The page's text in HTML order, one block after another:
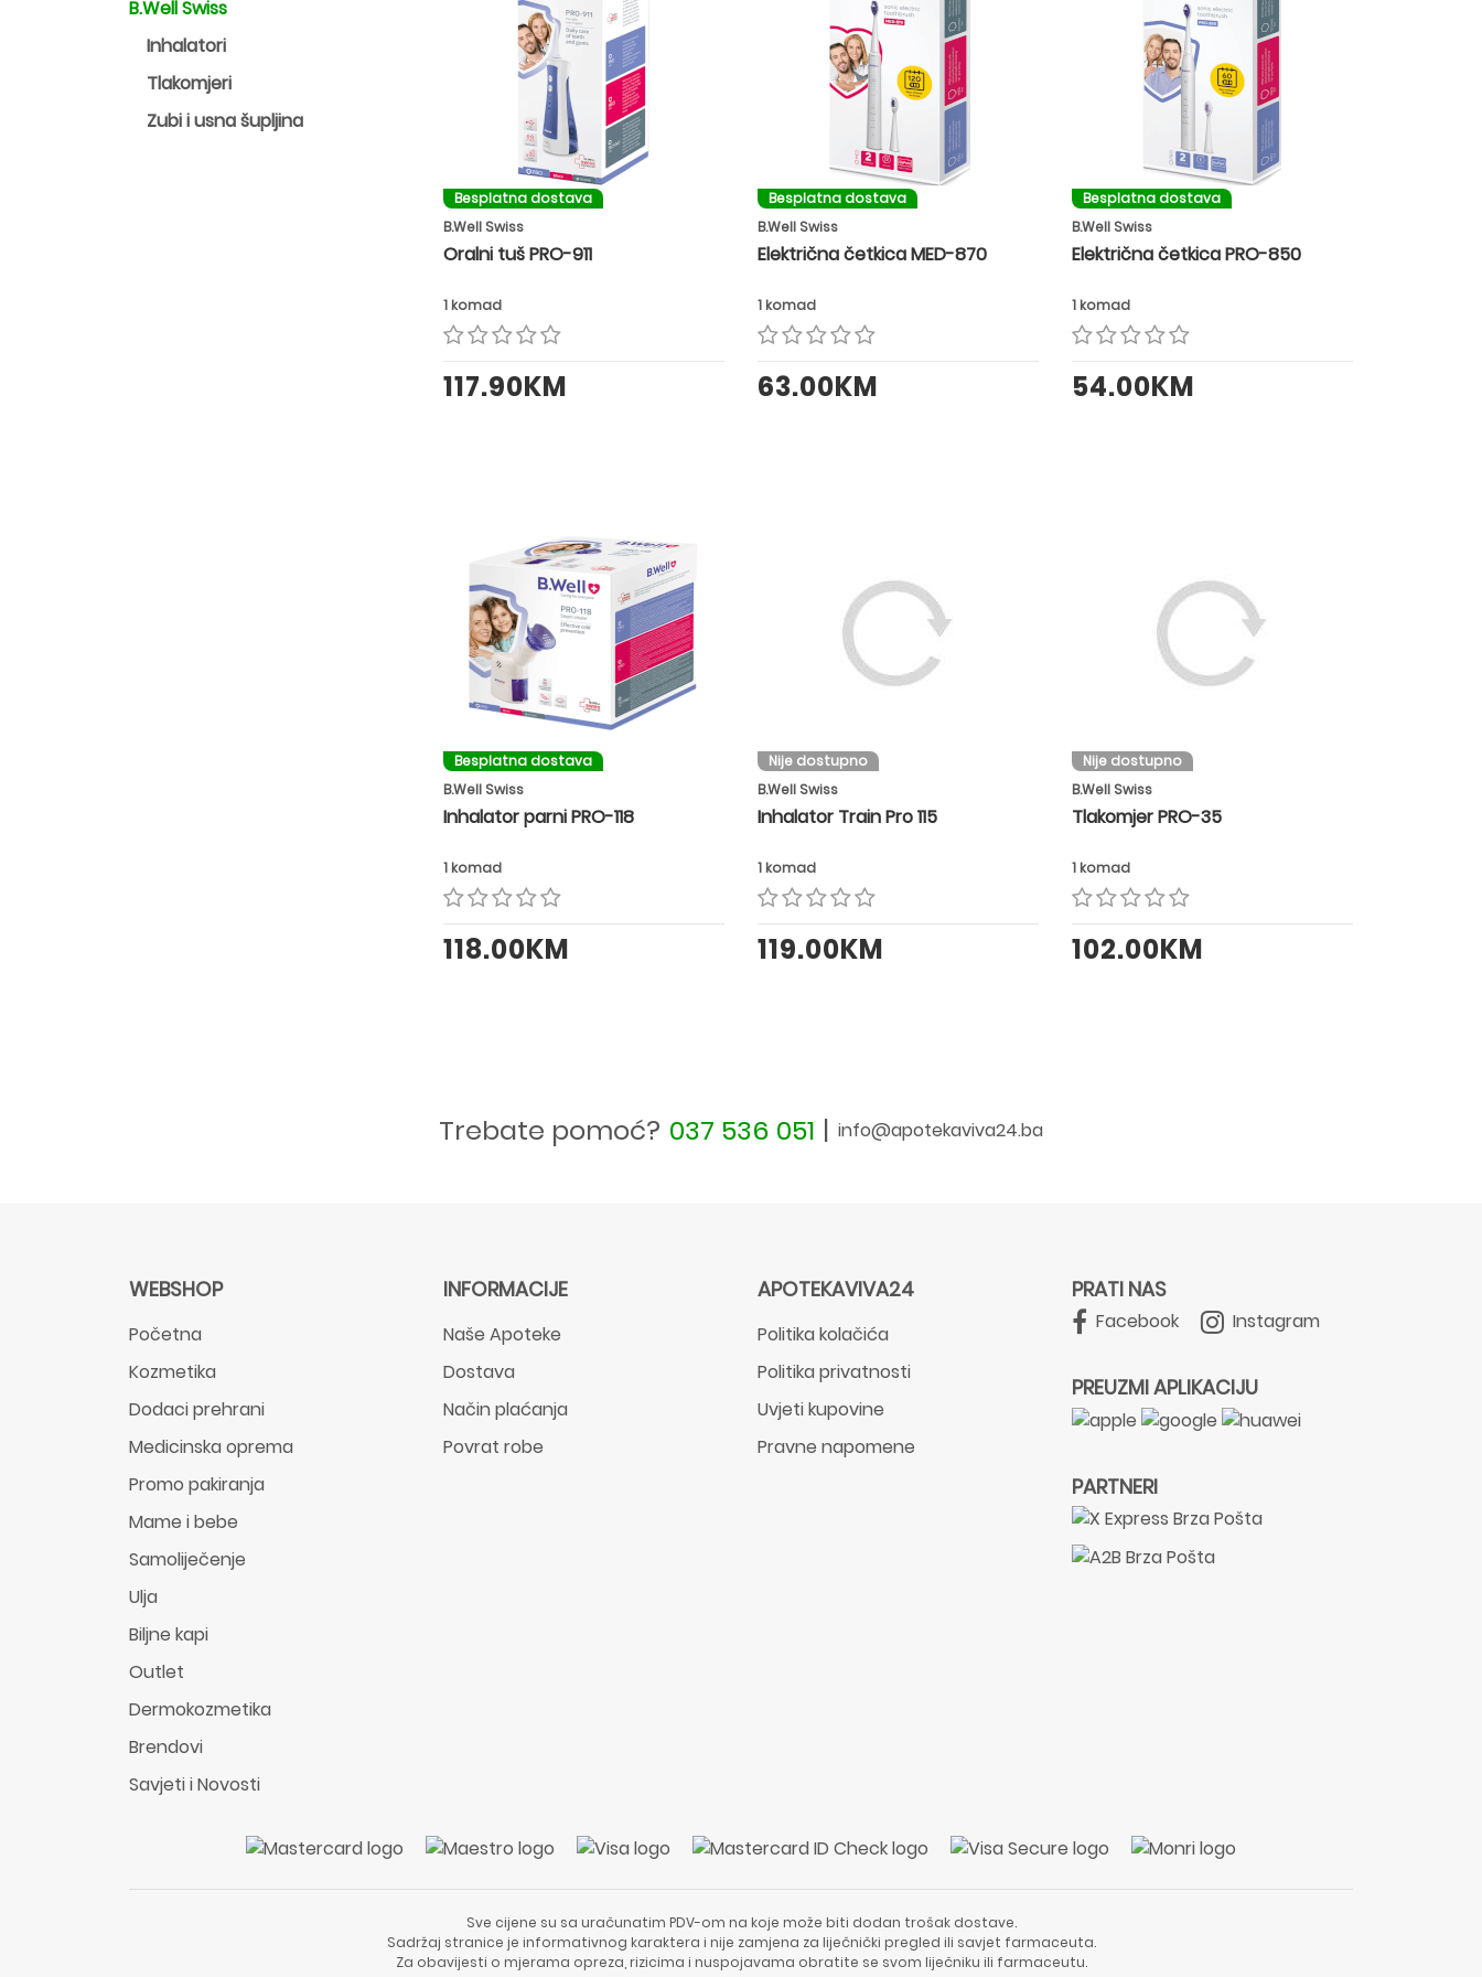
B.Well Swiss
Inhalatori
Tlakomjeri
Zubi i usna šupljina
Besplatna dostava
B.Well Swiss
Oralni tuš PRO-911
1 komad
117.90KM
Besplatna dostava
B.Well Swiss
Električna četkica MED-870
1 komad
63.00KM
Besplatna dostava
B.Well Swiss
Električna četkica PRO-850
1 komad
54.00KM
Besplatna dostava
B.Well Swiss
Inhalator parni PRO-118
1 komad
118.00KM
Nije dostupno
B.Well Swiss
Inhalator Train Pro 115
1 komad
119.00KM
Nije dostupno
B.Well Swiss
Tlakomjer PRO-35
1 komad
102.00KM
Trebate pomoć? 037 536 051 | info@apotekaviva24.ba
WEBSHOP
Početna
Kozmetika
Dodaci prehrani
Medicinska oprema
Promo pakiranja
Mame i bebe
Samoliječenje
Ulja
Biljne kapi
Outlet
Dermokozmetika
Brendovi
Savjeti i Novosti
INFORMACIJE
Naše Apoteke
Dostava
Način plaćanja
Povrat robe
APOTEKAVIVA24
Politika kolačića
Politika privatnosti
Uvjeti kupovine
Pravne napomene
PRATI NAS
Facebook Instagram
PREUZMI APLIKACIJU
PARTNERI
Sve cijene su sa uračunatim PDV-om na koje može biti dodan trošak dostave.
Sadržaj stranice je informativnog karaktera i nije zamjena za liječnički pregled ili savjet farmaceuta.
Za obavijesti o mjerama opreza, rizicima i nuspojavama obratite se svom liječniku ili farmaceutu.